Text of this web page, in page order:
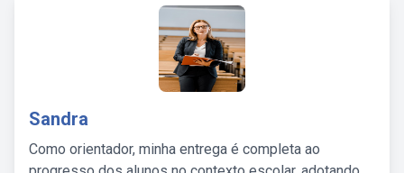
Sandra
Como orientador, minha entrega é completa ao